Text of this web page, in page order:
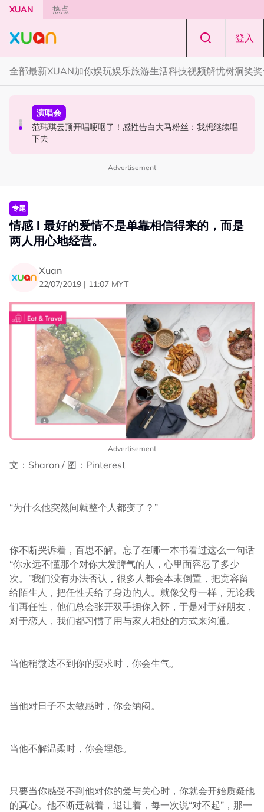
Skip to main content
XUAN 热点
登入
全部最新XUAN加你娱玩娱乐旅游生活科技视频解忧树洞奖
中港台新
《披荆斩棘2026》正式官宣全阵容！余文乐、刘畊宏、孙
楠都来了
中港台新
陈土豆玩梗《下一站幸福》！同框阿信、吴建豪上演“光晞
不能捐”桥段
演唱会
范玮琪云顶开唱哽咽了！感性告白大马粉丝：我想继续唱
下去
Advertisement
专题
情感 I 最好的爱情不是单靠相信得来的，而是
两人用心地经营。
Xuan
22/07/2019 | 11:07 MYT
Advertisement
文：Sharon / 图：Pinterest
“为什么他突然间就整个人都变了？”
你不断哭诉着，百思不解。忘了在哪一本书看过这么一句话
“你永远不懂那个对你大发脾气的人，心里面容忍了多少
次。”我们没有办法否认，很多人都会本末倒置，把宽容留
给陌生人，把任性丢给了身边的人。就像父母一样，无论我
们再任性，他们总会张开双手拥你入怀，于是对于好朋友，
对于恋人，我们都习惯了用与家人相处的方式来沟通。
当他稍微达不到你的要求时，你会生气。
当他对日子不太敏感时，你会纳闷。
当他不解温柔时，你会埋怨。
只要当你感受不到他对你的爱与关心时，你就会开始质疑他
的真心。他不断迁就着，退让着，每一次说“对不起”，那一